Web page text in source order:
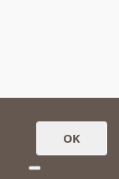
OK